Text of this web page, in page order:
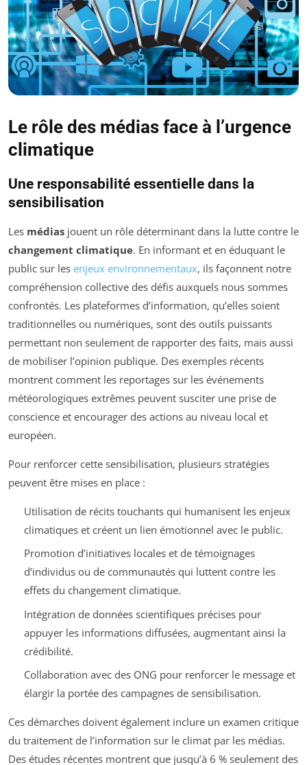
Le rôle des médias face à l’urgence
climatique
Une responsabilité essentielle dans la
sensibilisation
Les médias jouent un rôle déterminant dans la lutte contre le
changement climatique. En informant et en éduquant le
public sur les enjeux environnementaux, ils façonnent notre
compréhension collective des défis auxquels nous sommes
confrontés. Les plateformes d’information, qu’elles soient
traditionnelles ou numériques, sont des outils puissants
permettant non seulement de rapporter des faits, mais aussi
de mobiliser l’opinion publique. Des exemples récents
montrent comment les reportages sur les événements
météorologiques extrêmes peuvent susciter une prise de
conscience et encourager des actions au niveau local et
européen.
Pour renforcer cette sensibilisation, plusieurs stratégies
peuvent être mises en place :
Utilisation de récits touchants qui humanisent les enjeux
climatiques et créent un lien émotionnel avec le public.
Promotion d’initiatives locales et de témoignages
d’individus ou de communautés qui luttent contre les
effets du changement climatique.
Intégration de données scientifiques précises pour
appuyer les informations diffusées, augmentant ainsi la
crédibilité.
Collaboration avec des ONG pour renforcer le message et
élargir la portée des campagnes de sensibilisation.
Ces démarches doivent également inclure un examen critique
du traitement de l’information sur le climat par les médias.
Des études récentes montrent que jusqu’à 6 % seulement des